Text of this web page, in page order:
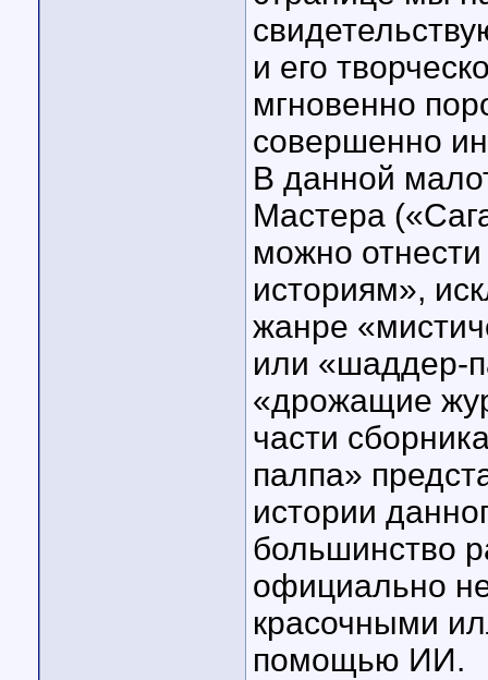
и его
мгновенно
совершенно
В данной
Мастера
можно
историям»,
жанре
или «шаддер-
«дрожащие
части
палпа»
истории
большинство
официально
красочными
помощью ИИ.